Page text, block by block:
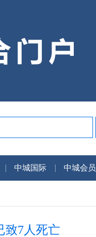
中城国际 中城会员
致7人死亡